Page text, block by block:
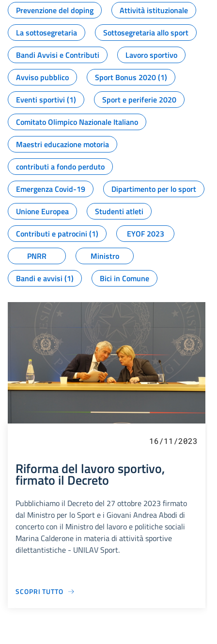
Prevenzione del doping
Attività istituzionale
La sottosegretaria
Sottosegretaria allo sport
Bandi Avvisi e Contributi
Lavoro sportivo
Avviso pubblico
Sport Bonus 2020 (1)
Eventi sportivi (1)
Sport e periferie 2020
Comitato Olimpico Nazionale Italiano
Maestri educazione motoria
contributi a fondo perduto
Emergenza Covid-19
Dipartimento per lo sport
Unione Europea
Studenti atleti
Contributi e patrocini (1)
EYOF 2023
PNRR
Ministro
Bandi e avvisi (1)
Bici in Comune
16/11/2023
Riforma del lavoro sportivo,
firmato il Decreto
Pubblichiamo il Decreto del 27 ottobre 2023 firmato
dal Ministro per lo Sport e i Giovani Andrea Abodi di
concerto con il Ministro del lavoro e politiche sociali
Marina Calderone in materia di attività sportive
dilettantistiche - UNILAV Sport.
SCOPRI TUTTO